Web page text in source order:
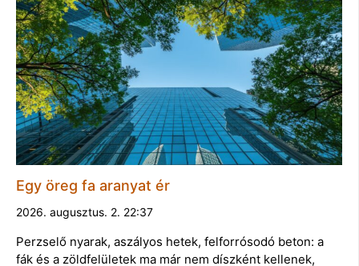
Egy öreg fa aranyat ér
2026. augusztus. 2. 22:37
Perzselő nyarak, aszályos hetek, felforrósodó beton: a
fák és a zöldfelületek ma már nem díszként kellenek,